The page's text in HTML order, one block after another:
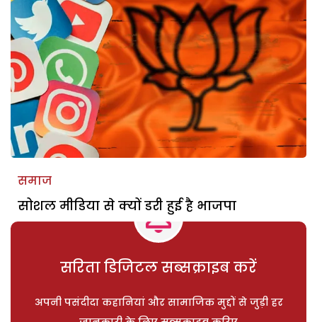
समाज
सोशल मीडिया से क्यों डरी हुई है भाजपा
सरिता डिजिटल सब्सक्राइब करें
अपनी पसंदीदा कहानियां और सामाजिक मुद्दों से जुड़ी हर